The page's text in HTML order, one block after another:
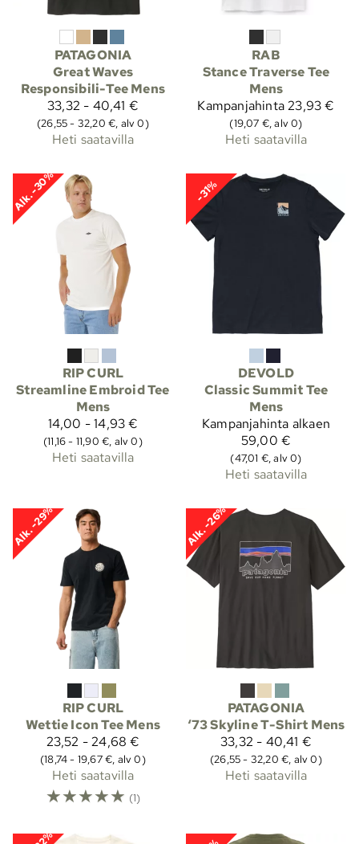
PATAGONIA
Great Waves
Responsibili-Tee Mens
33,32 - 40,41 €
(26,55 - 32,20 €, alv 0)
Heti saatavilla
RAB
Stance Traverse Tee
Mens
Kampanjahinta23,93 €
(19,07 €, alv 0)
Heti saatavilla
Alk. -30%
RIP CURL
Streamline Embroid Tee
Mens
14,00 - 14,93 €
(11,16 - 11,90 €, alv 0)
Heti saatavilla
-31%
DEVOLD
Classic Summit Tee
Mens
Kampanjahinta alkaen
59,00 €
(47,01 €, alv 0)
Heti saatavilla
Alk. -29%
RIP CURL
Wettie Icon Tee Mens
23,52 - 24,68 €
(18,74 - 19,67 €, alv 0)
Heti saatavilla
☆☆☆☆☆ (1)
Alk. -26%
PATAGONIA
‘73 Skyline T-Shirt Mens
33,32 - 40,41 €
(26,55 - 32,20 €, alv 0)
Heti saatavilla